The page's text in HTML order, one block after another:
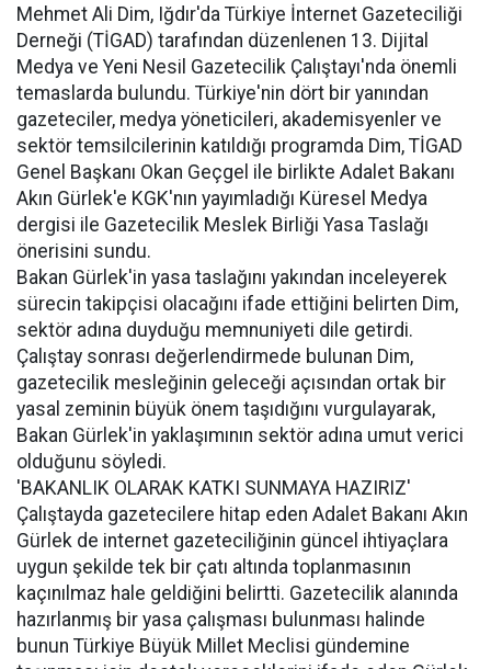
Mehmet Ali Dim, Iğdır'da Türkiye İnternet Gazeteciliği
Derneği (TİGAD) tarafından düzenlenen 13. Dijital
Medya ve Yeni Nesil Gazetecilik Çalıştayı'nda önemli
temaslarda bulundu. Türkiye'nin dört bir yanından
gazeteciler, medya yöneticileri, akademisyenler ve
sektör temsilcilerinin katıldığı programda Dim, TİGAD
Genel Başkanı Okan Geçgel ile birlikte Adalet Bakanı
Akın Gürlek'e KGK'nın yayımladığı Küresel Medya
dergisi ile Gazetecilik Meslek Birliği Yasa Taslağı
önerisini sundu.
Bakan Gürlek'in yasa taslağını yakından inceleyerek
sürecin takipçisi olacağını ifade ettiğini belirten Dim,
sektör adına duyduğu memnuniyeti dile getirdi.
Çalıştay sonrası değerlendirmede bulunan Dim,
gazetecilik mesleğinin geleceği açısından ortak bir
yasal zeminin büyük önem taşıdığını vurgulayarak,
Bakan Gürlek'in yaklaşımının sektör adına umut verici
olduğunu söyledi.
'BAKANLIK OLARAK KATKI SUNMAYA HAZIRIZ'
Çalıştayda gazetecilere hitap eden Adalet Bakanı Akın
Gürlek de internet gazeteciliğinin güncel ihtiyaçlara
uygun şekilde tek bir çatı altında toplanmasının
kaçınılmaz hale geldiğini belirtti. Gazetecilik alanında
hazırlanmış bir yasa çalışması bulunması halinde
bunun Türkiye Büyük Millet Meclisi gündemine